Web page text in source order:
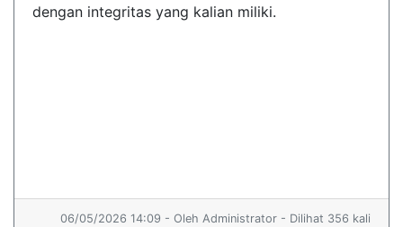
dengan integritas yang kalian miliki.
06/05/2026 14:09 - Oleh Administrator - Dilihat 356 kali